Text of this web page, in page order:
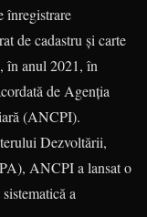
înregistrare
de cadastru și carte
în anul 2021, în
de Agenția
(ANCPI).
Dezvoltării,
ANCPI a lansat o
a